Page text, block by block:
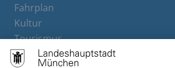
Fahrplan
Kultur
Tourismus
M-Strom